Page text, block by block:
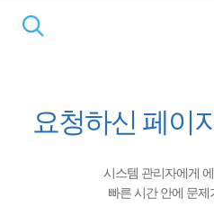
요청하신 페이
시스템 관리자에게
빠른 시간 안에 문